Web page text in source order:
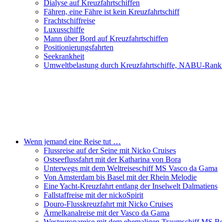
Dialyse auf Kreuzfahrtschiffen
Fähren, eine Fähre ist kein Kreuzfahrtschiff
Frachtschiffreise
Luxusschiffe
Mann über Bord auf Kreuzfahrtschiffen
Positionierungsfahrten
Seekrankheit
Umweltbelastung durch Kreuzfahrtschiffe, NABU-
Wenn jemand eine Reise tut …
Flussreise auf der Seine mit Nicko Cruises
Ostseeflussfahrt mit der Katharina von Bora
Unterwegs mit dem Weltreiseschiff MS Vasco da Gama
Von Amsterdam bis Basel mit der Rhein Melodie
Eine Yacht-Kreuzfahrt entlang der Inselwelt Dalmatiens
Fallstaffreise mit der nickoSpirit
Douro-Flusskreuzfahrt mit Nicko Cruises
Ärmelkanalreise mit der Vasco da Gama